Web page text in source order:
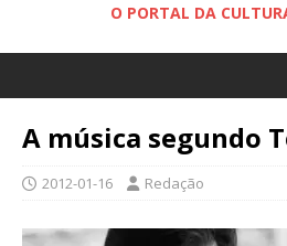
O PORTAL DA
A música segundo
2012-01-16 Redação